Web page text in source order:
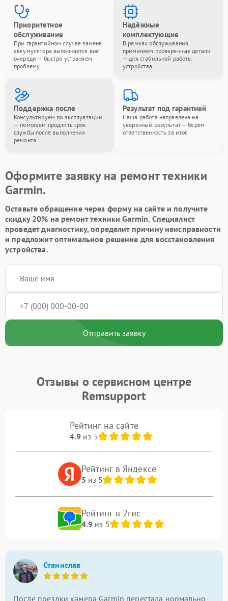
Приоритетное
обслуживание
При гарантийном случае замена
аккумулятора выполняется вне
очереди — быстро устраняем
проблему.
Надёжные
комплектующие
В рамках обслуживания
применяем проверенные детали
— для стабильной работы
устройства.
Поддержка после
Консультируем по эксплуатации
— помогаем продлить срок
службы после выполнения
ремонта.
Результат под гарантией
Наша работа направлена на
уверенный результат — берём
ответственность за итог.
Оформите заявку на ремонт техники
Garmin.
Оставьте обращение через форму на сайте и получите
скидку 20% на ремонт техники Garmin. Специалист
проведет диагностику, определит причину неисправности
и предложит оптимальное решение для восстановления
устройства.
Отправить заявку
Отзывы о сервисном центре
Remsupport
Рейтинг на сайте
4.9из 5
Рейтинг в Яндексе
5 из 5
Рейтинг в 2гис
4.9из 5
Станислав
После поездки камера Garmin перестала нормально